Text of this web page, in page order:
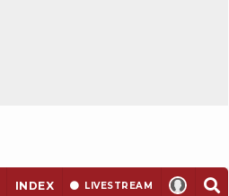
INDEX LIVESTREAM